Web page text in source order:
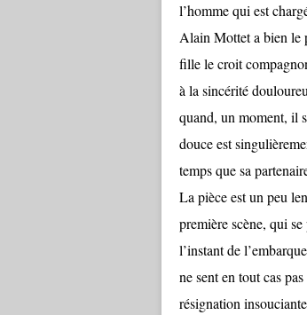
l’homme qui est
Alain Mottet a bien le
fille le croit
à la sincérité
quand, un moment, il
douce est
temps que sa
La pièce est un peu
première scène, qui
l’instant de
ne sent en tout cas
résignation